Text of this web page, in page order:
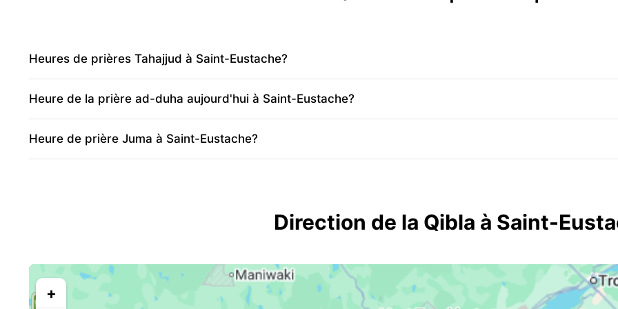
Heures de prières Tahajjud à Saint-Eustache?
Heure de la prière ad-duha aujourd'hui à Saint-Eustache?
Heure de prière Juma à Saint-Eustache?
Direction de la Qibla à Saint-
+